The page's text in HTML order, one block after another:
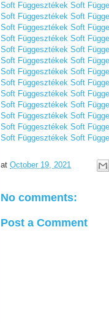
Soft Függesztékek Soft
Soft Függesztékek Soft
Soft Függesztékek Soft
Soft Függesztékek Soft
Soft Függesztékek Soft
Soft Függesztékek Soft
Soft Függesztékek Soft
Soft Függesztékek Soft
Soft Függesztékek Soft
Soft Függesztékek Soft
Soft Függesztékek Soft
Soft Függesztékek Soft
Soft Függesztékek Soft
at October 19, 2021
No comments:
Post a Comment